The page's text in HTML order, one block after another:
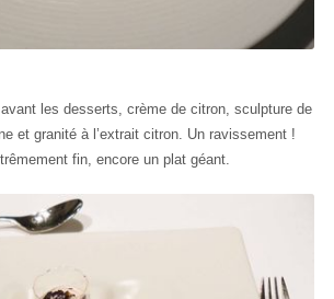
les desserts, crème de citron, sculpture de
et granité à l’extrait citron. Un ravissement !
fin, encore un plat géant.